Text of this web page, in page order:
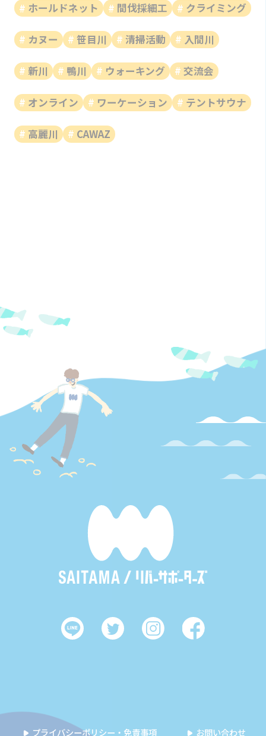
ホールドネット 間伐採細工 クライミング
カヌー 笹目川 清掃活動 入間川
新川 鴨川 ウォーキング 交流会
オンライン ワーケーション テントサウナ
高麗川 CAWAZ
プライバシーポリシー・免責事項 お問い合わせ